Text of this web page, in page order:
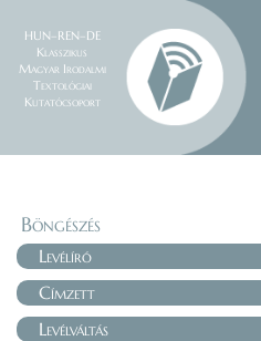
HUN–REN–DE
Klasszikus
Magyar Irodalmi
Textológiai
Kutatócsoport
Böngészés
Levélíró
Címzett
Levélváltás